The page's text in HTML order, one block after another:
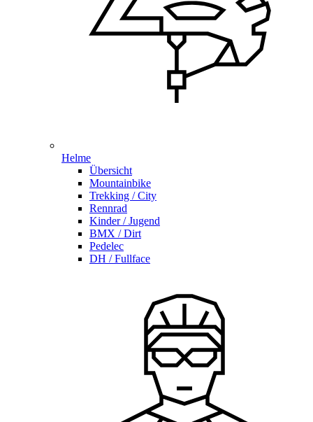
Helme
Übersicht
Mountainbike
Trekking / City
Rennrad
Kinder / Jugend
BMX / Dirt
Pedelec
DH / Fullface